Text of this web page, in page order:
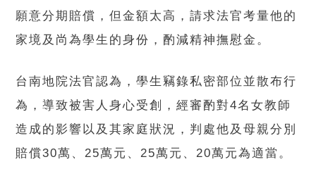
願意分期賠償，但金額太高，請求法官考量他的
家境及尚為學生的身份，酌減精神撫慰金。
台南地院法官認為，學生竊錄私密部位並散布行
為，導致被害人身心受創，經審酌對4名女教師
造成的影響以及其家庭狀況，判處他及母親分別
賠償30萬、25萬元、25萬元、20萬元為適當。